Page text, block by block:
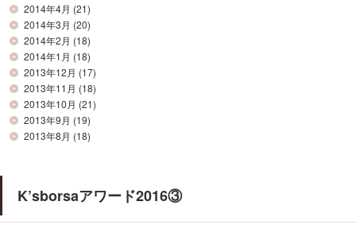
2014年4月 (21)
2014年3月 (20)
2014年2月 (18)
2014年1月 (18)
2013年12月 (17)
2013年11月 (18)
2013年10月 (21)
2013年9月 (19)
2013年8月 (18)
K’sborsaアワード2016③